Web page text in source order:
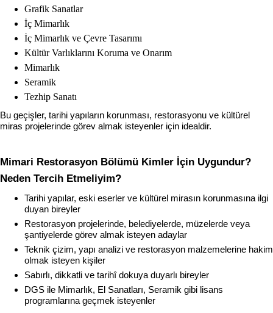
Grafik Sanatlar
İç Mimarlık
İç Mimarlık ve Çevre Tasarımı
Kültür Varlıklarını Koruma ve Onarım
Mimarlık
Seramik
Tezhip Sanatı
Bu geçişler, tarihi yapıların korunması, restorasyonu ve kültürel
miras projelerinde görev almak isteyenler için idealdir.
Mimari Restorasyon Bölümü Kimler İçin Uygundur?
Neden Tercih Etmeliyim?
Tarihi yapılar, eski eserler ve kültürel mirasın korunmasına ilgi
duyan bireyler
Restorasyon projelerinde, belediyelerde, müzelerde veya
şantiyelerde görev almak isteyen adaylar
Teknik çizim, yapı analizi ve restorasyon malzemelerine hakim
olmak isteyen kişiler
Sabırlı, dikkatli ve tarihî dokuya duyarlı bireyler
DGS ile Mimarlık, El Sanatları, Seramik gibi lisans
programlarına geçmek isteyenler